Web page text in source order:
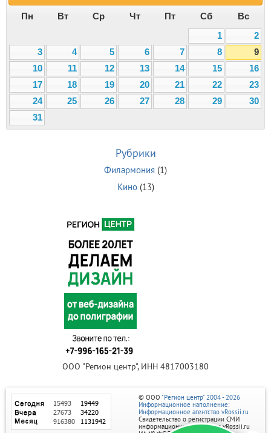
Пн Вт Ср Чт Пт Сб
Вс
1
2
3
4 5 6 7 8
9
10
11 12 13 14 15
16
17
18 19 20 21 22
23
24
25 26 27 28 29
30
31
Рубрики
Филармония (1)
Кино(13)
ООО "Регион центр", ИНН 4817003180
© ООО "Регион центр" 2004 - 2026
Информационное наполнение:
Информационное агентство vRossii.ru
Свидетельство о регистрации СМИ
информационного агентства vRossii.ru